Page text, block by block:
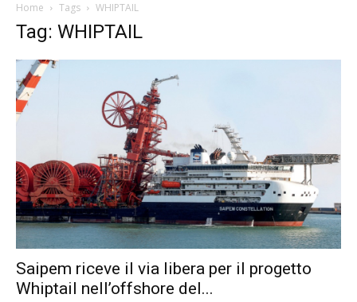
Home Tags WHIPTAIL
Tag: WHIPTAIL
Saipem riceve il via libera per il progetto
Whiptail nell’offshore del...